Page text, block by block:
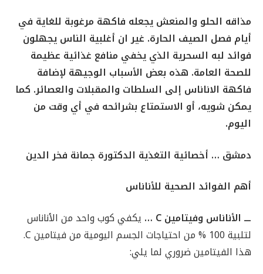
مذاقه الحلو والمنعش يجعله فاكهة مرغوبة للغاية في
أيام فصل الصيف الحارة. غير ان أغلبية الناس يجهلون
فوائد لبه السحرية الذي يخفي منافع غذائية عظيمة
للصحة العامة. هذه بعض الأسباب الوجيهة لإضافة
فاكهة الاناناس إلى السلطات والمقبلات والعصائر. كما
يمكن شويه، أو الاستمتاع بشرائحه في أي وقت من
اليوم.
دمشق … أخصائية التغذية الدكتورة جمانة فخر الدين
أهم الفوائد الصحية للأناناس
ـــ الأناناس وفيتامينC
… يكفي كوب واحد من الأناناس
لتلبية 100 % من احتياجات الجسم اليومية من فيتامين C.
هذا الفيتامين ضروري لما يلي: